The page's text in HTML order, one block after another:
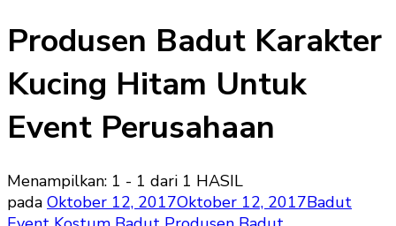
Produsen Badut Karakter
Kucing Hitam Untuk
Event Perusahaan
Menampilkan: 1 - 1 dari 1 HASIL
pada Oktober 12, 2017Oktober 12, 2017Badut